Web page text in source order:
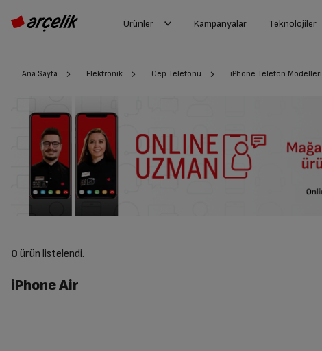
Ürünler Kampanyalar Teknolojiler
Ana Sayfa Elektronik Cep Telefonu iPhone Telefon Modelleri
0 ürün listelendi.
iPhone Air